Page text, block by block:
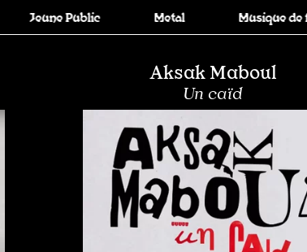
Jeune Public Metal Musique de film
Aksak Maboul
Un caïd